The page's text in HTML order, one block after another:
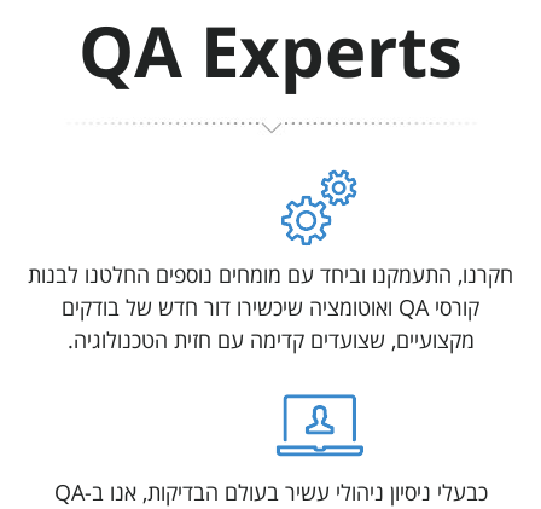
QA Experts
חקרנו, התעמקנו וביחד עם מומחים נוספים החלטנו לבנות
קורסי QA ואוטומציה שיכשירו דור חדש של בודקים
מקצועיים, שצועדים קדימה עם חזית הטכנולוגיה.
כבעלי ניסיון ניהולי עשיר בעולם הבדיקות, אנו ב-QA